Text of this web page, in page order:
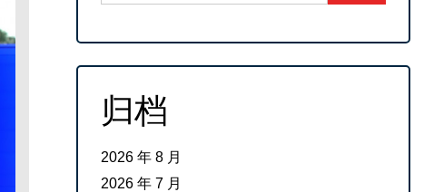
归档
2026 年 8 月
2026 年 7 月